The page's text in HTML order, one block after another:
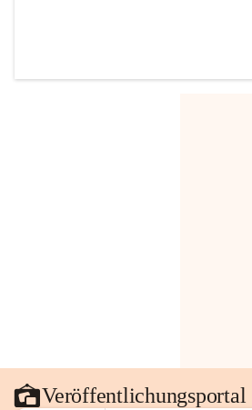
Veröffentlichungsportal